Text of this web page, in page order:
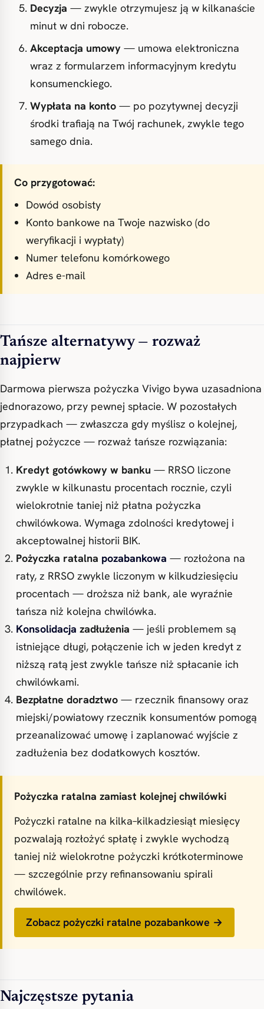
Decyzja — zwykle otrzymujesz ją w kilkanaście
minut w dni robocze.
Akceptacja umowy — umowa elektroniczna
wraz z formularzem informacyjnym kredytu
konsumenckiego.
Wypłata na konto — po pozytywnej decyzji
środki trafiają na Twój rachunek, zwykle tego
samego dnia.
Co przygotować:
Dowód osobisty
Konto bankowe na Twoje nazwisko (do
weryfikacji i wypłaty)
Numer telefonu komórkowego
Adres e-mail
Tańsze alternatywy — rozważ
najpierw
Darmowa pierwsza pożyczka Vivigo bywa uzasadniona
jednorazowo, przy pewnej spłacie. W pozostałych
przypadkach — zwłaszcza gdy myślisz o kolejnej,
płatnej pożyczce — rozważ tańsze rozwiązania:
Kredyt gotówkowy w banku — RRSO liczone
zwykle w kilkunastu procentach rocznie, czyli
wielokrotnie taniej niż płatna pożyczka
chwilówkowa. Wymaga zdolności kredytowej i
akceptowalnej historii BIK.
Pożyczka ratalna pozabankowa — rozłożona na
raty, z RRSO zwykle liczonym w kilkudziesięciu
procentach — droższa niż bank, ale wyraźnie
tańsza niż kolejna chwilówka.
Konsolidacja zadłużenia — jeśli problemem są
istniejące długi, połączenie ich w jeden kredyt z
niższą ratą jest zwykle tańsze niż spłacanie ich
chwilówkami.
Bezpłatne doradztwo — rzecznik finansowy oraz
miejski/powiatowy rzecznik konsumentów pomogą
przeanalizować umowę i zaplanować wyjście z
zadłużenia bez dodatkowych kosztów.
Pożyczka ratalna zamiast kolejnej chwilówki
Pożyczki ratalne na kilka–kilkadziesiąt miesięcy
pozwalają rozłożyć spłatę i zwykle wychodzą
taniej niż wielokrotne pożyczki krótkoterminowe
— szczególnie przy refinansowaniu spirali
chwilówek.
Zobacz pożyczki ratalne pozabankowe →
Najczęstsze pytania